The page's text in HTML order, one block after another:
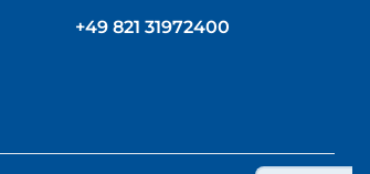
+49 821 31972400